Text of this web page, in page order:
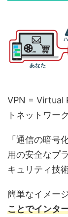
VPN = Virtual
トネットワー
「通信の暗号
用の安全なプ
キュリティ技
簡単なイメー
ことでインタ